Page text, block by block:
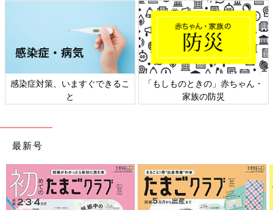
日本外来小児科学会リーフレッ
ト検討会
六星占術 細木かおりさんの人生
相談
最新号